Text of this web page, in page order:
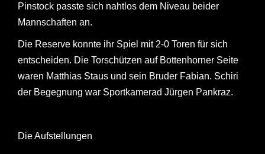
Pinstock passte sich nahtlos dem Niveau beider
Mannschaften an.
Die Reserve konnte ihr Spiel mit 2-0 Toren für sich
entscheiden. Die Torschützen auf Bottenhorner Seite
waren Matthias Staus und sein Bruder Fabian. Schiri
der Begegnung war Sportkamerad Jürgen Pankraz.
Die Aufstellungen